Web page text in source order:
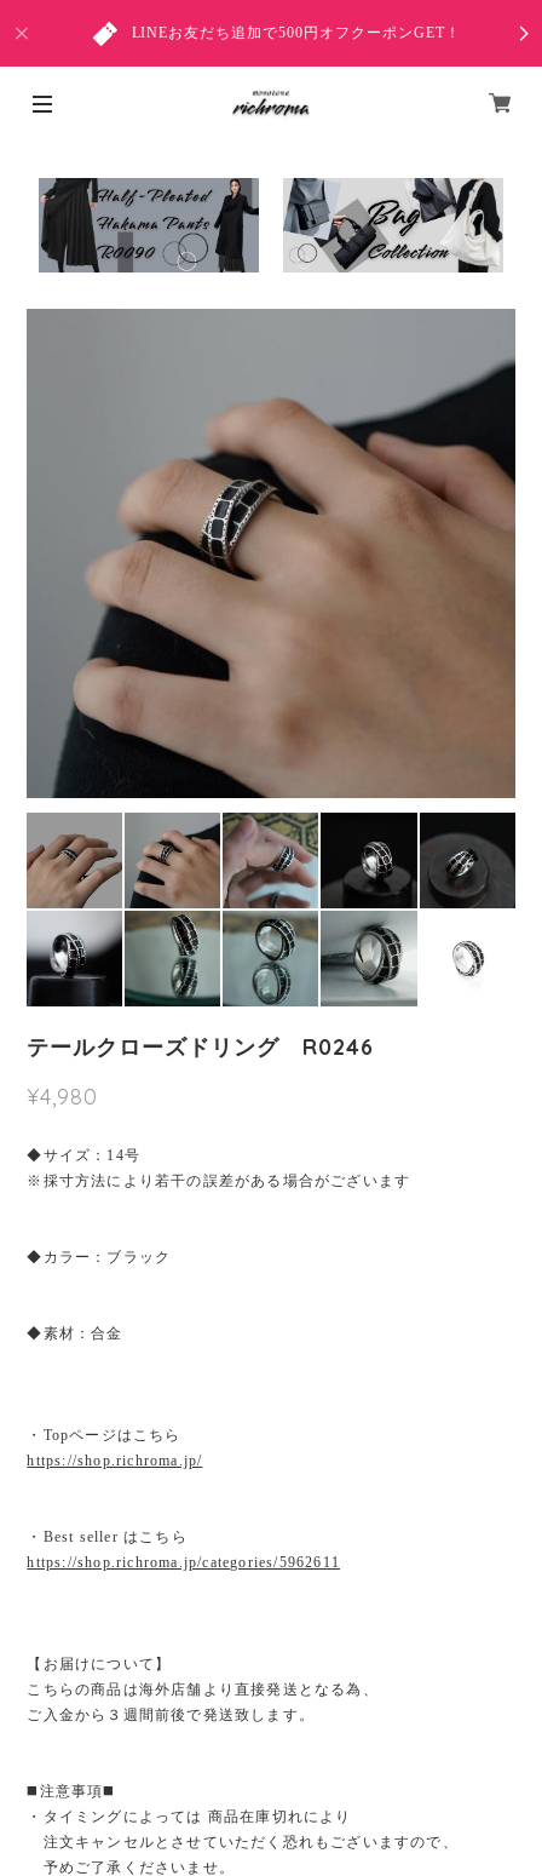
LINEお友だち追加で500円オフクーポンGET！
テールクローズドリング R0246
¥4,980
◆サイズ：14号
※採寸方法により若干の誤差がある場合がございます
◆カラー：ブラック
◆素材：合金
・Topページはこちら
https://shop.richroma.jp/
・Best seller はこちら
https://shop.richroma.jp/categories/5962611
【お届けについて】
こちらの商品は海外店舗より直接発送となる為、
ご入金から３週間前後で発送致します。
◼️注意事項◼️
・タイミングによっては 商品在庫切れにより
注文キャンセルとさせていただく恐れもございますので、
予めご了承くださいませ。